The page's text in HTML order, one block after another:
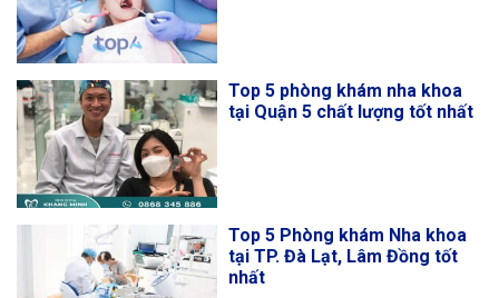
Top 5 phòng khám nha khoa
tại Quận 5 chất lượng tốt nhất
Top 5 Phòng khám Nha khoa
tại TP. Đà Lạt, Lâm Đồng tốt
nhất